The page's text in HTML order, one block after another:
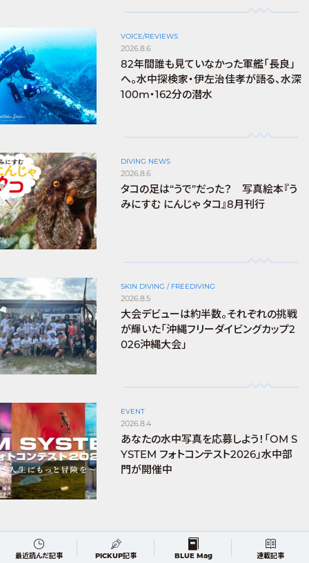
VOICE/REVIEWS
2026.8.6
82年間誰も見ていなかった軍艦「長良」
へ。水中探検家・伊左治佳孝が語る、水深
100m・162分の潜水
DIVING NEWS
2026.8.6
タコの足は“うで”だった？ 写真絵本『う
みにすむ にんじゃ タコ』8月刊行
SKIN DIVING / FREEDIVING
2026.8.5
大会デビューは約半数。それぞれの挑戦
が輝いた「沖縄フリーダイビングカップ2
026沖縄大会」
EVENT
2026.8.4
あなたの水中写真を応募しよう！「OM S
YSTEM フォトコンテスト2026」水中部
門が開催中
最近読んだ記事 PICKUP記事 BLUE Mag 連載記事